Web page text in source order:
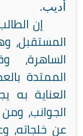
أديب.
إن
المستقبل،
الساهرة،
الممتدة
العناية
الجوانب،
عن خلجاته،